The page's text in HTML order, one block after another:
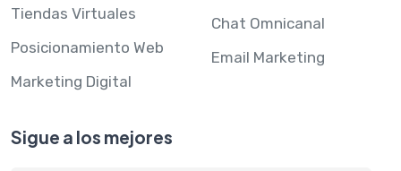
Tiendas Virtuales
Posicionamiento Web
Marketing Digital
Chat Omnicanal
Email Marketing
Sigue a los mejores